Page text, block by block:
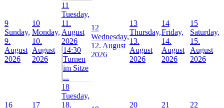
9
Sunday,
9.
August
2026
10
Monday,
10.
August
2026
11
Tuesday,
11.
August
2026
14:30
Turnen
im Sitze
...
12
Wednesday,
12. August
2026
13
Thursday,
13.
August
2026
14
Friday,
14.
August
2026
15
Saturday,
15.
August
2026
16
17
18
Tuesday,
18.
20
21
22